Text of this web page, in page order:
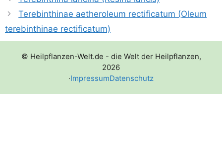
Terebinthinae aetheroleum rectificatum (Oleum
terebinthinae rectificatum)
© Heilpflanzen-Welt.de - die Welt der Heilpflanzen,
2026
·ImpressumDatenschutz